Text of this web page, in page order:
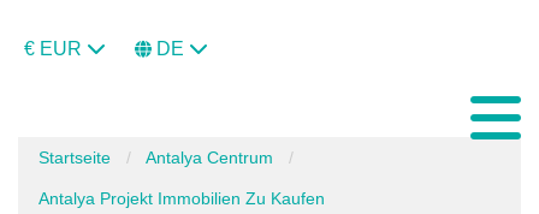
€ EUR DE
Startseite Antalya Centrum
Antalya Projekt Immobilien Zu Kaufen